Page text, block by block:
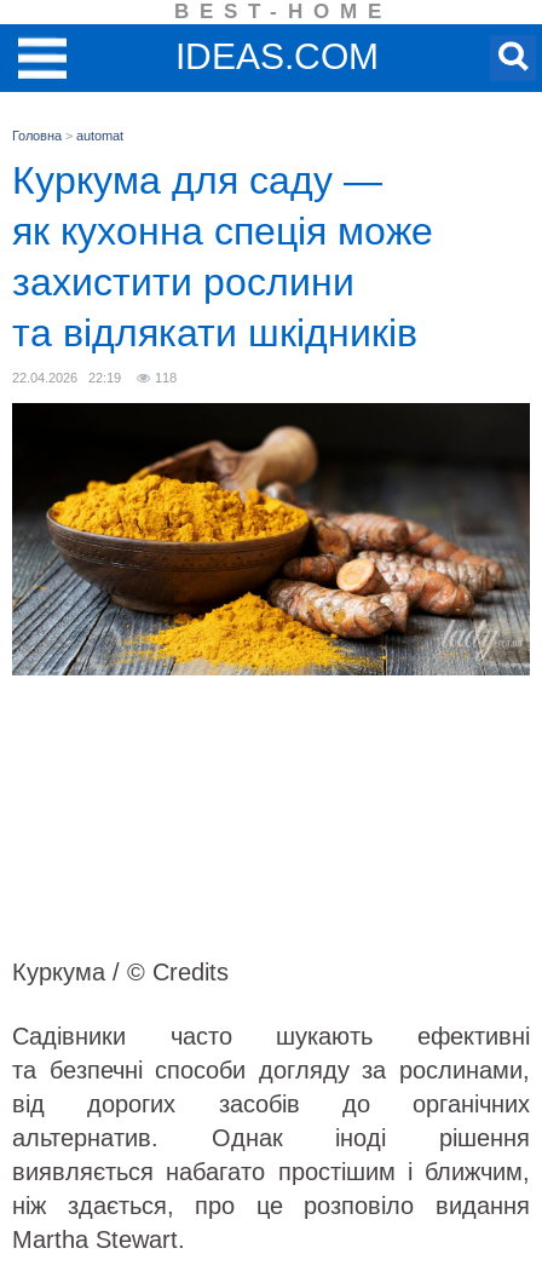
BEST-HOME
IDEAS.COM
Головна > automat
Куркума для саду —
як кухонна спеція може
захистити рослини
та відлякати шкідників
22.04.2026 22:19 118
Куркума / © Credits
Садівники часто шукають ефективні
та безпечні способи догляду за рослинами,
від дорогих засобів до органічних
альтернатив. Однак іноді рішення
виявляється набагато простішим і ближчим,
ніж здається, про це розповіло видання
Martha Stewart.